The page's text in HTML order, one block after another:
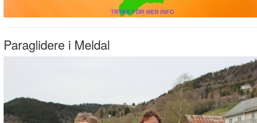
Paraglidere i Meldal